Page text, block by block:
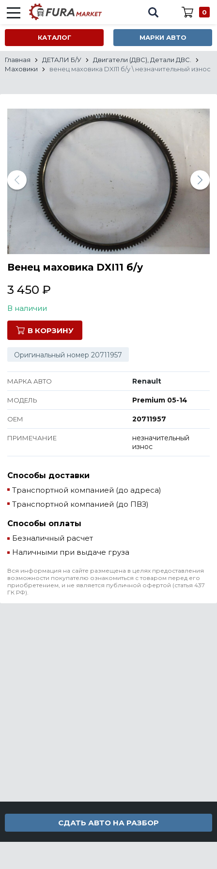
0
КАТАЛОГ МАРКИ АВТО
Все марки
Главная ДЕТАЛИ Б/У
Двигатели (ДВС), Детали ДВС.
Маховики
венец маховика DXI11 б/у \ незначительный износ
Венец маховика DXI11 б/у
3 450 ₽
В наличии
В КОРЗИНУ
Оригинальный номер 20711957
МАРКА АВТО Renault
МОДЕЛЬ Premium 05-14
ОЕМ 20711957
ПРИМЕЧАНИЕ
незначительный
износ
Способы доставки
Транспортной компанией (до адреса)
Транспортной компанией (до ПВЗ)
Способы оплаты
Безналичный расчет
Наличными при выдаче груза
Вся информация на сайте размещена в целях предоставления
возможности покупателю ознакомиться с товаром перед его
приобретением, и не является публичной офертой (статья 437
ГК РФ).
СДАТЬ АВТО НА РАЗБОР